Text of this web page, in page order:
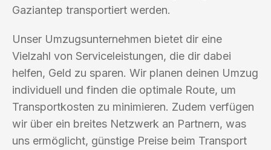
Gaziantep transportiert werden.
Unser Umzugsunternehmen bietet dir eine
Vielzahl von Serviceleistungen, die dir dabei
helfen, Geld zu sparen. Wir planen deinen Umzug
individuell und finden die optimale Route, um
Transportkosten zu minimieren. Zudem verfügen
wir über ein breites Netzwerk an Partnern, was
uns ermöglicht, günstige Preise beim Transport